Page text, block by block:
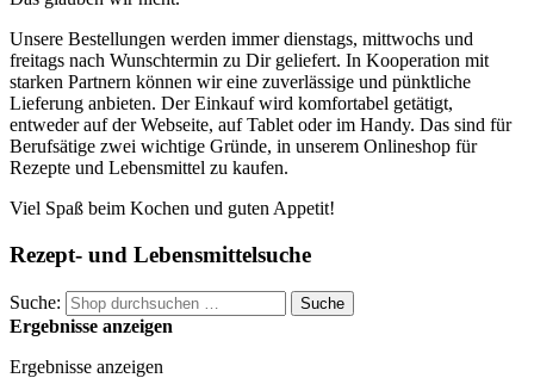
Unsere Bestellungen werden immer dienstags, mittwochs und
freitags nach Wunschtermin zu Dir geliefert. In Kooperation mit
starken Partnern können wir eine zuverlässige und pünktliche
Lieferung anbieten. Der Einkauf wird komfortabel getätigt,
entweder auf der Webseite, auf Tablet oder im Handy. Das sind für
Berufsätige zwei wichtige Gründe, in unserem Onlineshop für
Rezepte und Lebensmittel zu kaufen.
Viel Spaß beim Kochen und guten Appetit!
Rezept- und Lebensmittelsuche
Suche: Suche
Ergebnisse anzeigen
Ergebnisse anzeigen